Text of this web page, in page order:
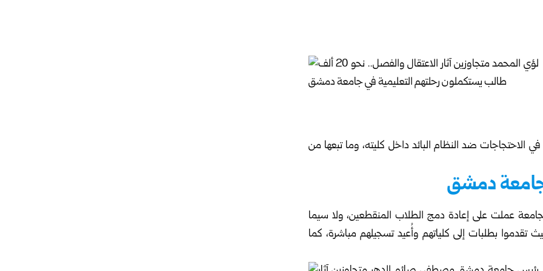
ضد النظام البائد داخل كليته، وما تبعها من
عملت على إعادة دمج الطلاب المنقطعين، ولا سيما
من المرسومين /95/ و/97/ لعام 2025، حيث تقدموا بطلبات إلى كلياتهم وأُعيد تسجيلهم مباشرة، كما